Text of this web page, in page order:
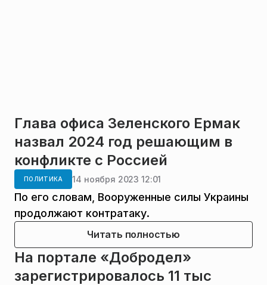
Глава офиса Зеленского Ермак
назвал 2024 год решающим в
конфликте с Россией
ПОЛИТИКА 14 ноября 2023 12:01
По его словам, Вооруженные силы Украины
продолжают контратаку.
Читать полностью
На портале «Добродел»
зарегистрировалось 11 тыс